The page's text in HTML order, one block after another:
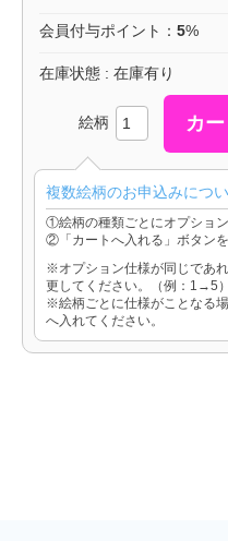
会員付与ポイント： 5%
在庫状態 : 在庫有り
絵柄
複数絵柄のお申込みにつ
①絵柄の種類ごとにオプショ
②「カートへ入れる」ボタン
※オプション仕様が同じであ
更してください。（例：1→5）
※絵柄ごとに仕様がことなる
へ入れてください。